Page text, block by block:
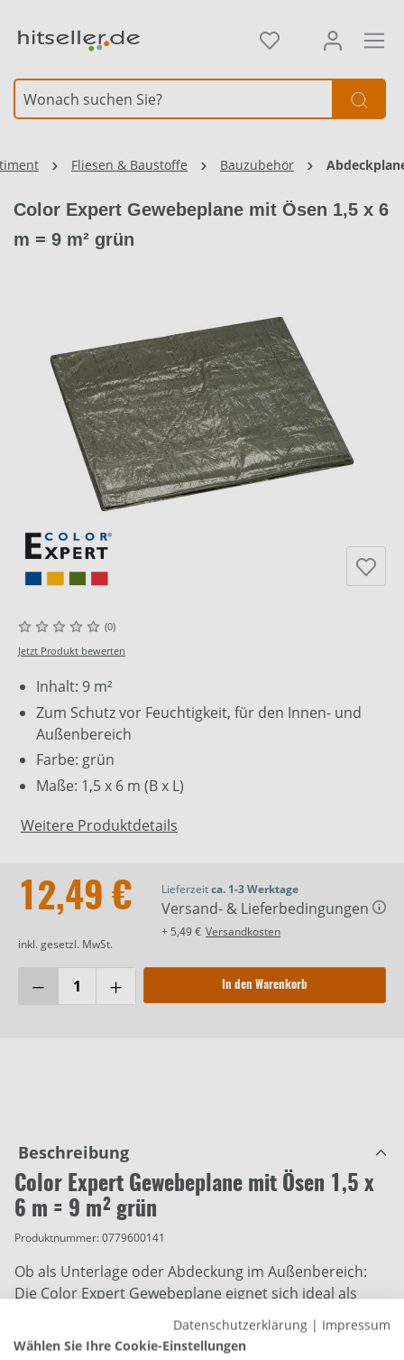
Fliesen & Baustoffe Bauzubehör
Color Expert Gewebeplane mit Ösen 1,5 x 6
m = 9 m² grün
(0)
Jetzt Produkt bewerten
Inhalt: 9 m²
Zum Schutz vor Feuchtigkeit, für den Innen- und
Außenbereich
Farbe: grün
Maße: 1,5 x 6 m (B x L)
Weitere Produktdetails
12,49 €
inkl. gesetzl. MwSt.
Lieferzeitca. 1-3 Werktage
Versand- & Lieferbedingungen
+ 5,49 € Versandkosten
In den Warenkorb
Beschreibung
Color Expert Gewebeplane mit Ösen 1,5 x
6 m = 9 m² grün
Produktnummer:0779600141
Ob als Unterlage oder Abdeckung im Außenbereich:
Die Color Expert Gewebeplane eignet sich ideal als
Schutz vor Wasser und Schmutz. Das Material ist
besonders strapazierfähig und dadurch problemlos
Datenschutzerklärung | Impressum
Wählen Sie Ihre Cookie-Einstellungen